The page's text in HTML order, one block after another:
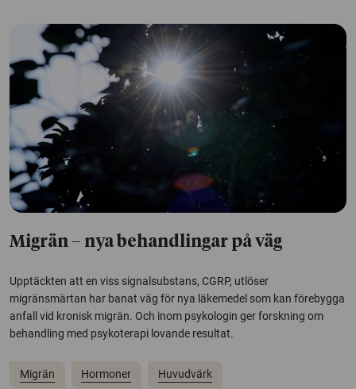
Migrän – nya behandlingar på väg
Upptäckten att en viss signalsubstans, CGRP, utlöser
migränsmärtan har banat väg för nya läkemedel som kan förebygga
anfall vid kronisk migrän. Och inom psykologin ger forskning om
behandling med psykoterapi lovande resultat.
Migrän Hormoner Huvudvärk